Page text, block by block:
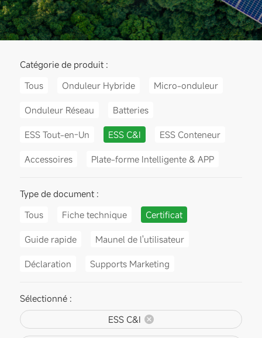
Catégorie de produit :
Tous
Onduleur Hybride Micro-onduleur
Onduleur Réseau Batteries
ESS Tout-en-Un ESS C&I ESS Conteneur
Accessoires Plate-forme Intelligente & APP
Type de document :
Tous
Fiche technique Certificat
Guide rapide Maunel de l'utilisateur
Déclaration Supports Marketing
Sélectionné :
ESS C&I